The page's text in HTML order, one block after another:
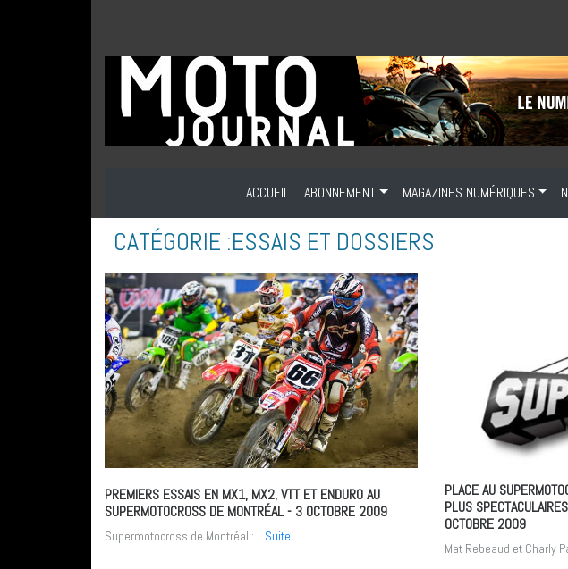
ACCUEIL ABONNEMENT MAGAZINES NUMÉRIQUES
CATÉGORIE :ESSAIS ET DOSSIERS
PREMIERS ESSAIS EN MX1, MX2, VTT ET ENDURO AU
SUPERMOTOCROSS DE MONTRÉAL- 3 OCTOBRE 2009
Supermotocross de Montréal :... Suite
PLACE AU
PLUS
OCTOBRE 2009
Mat Rebeaud et Charly